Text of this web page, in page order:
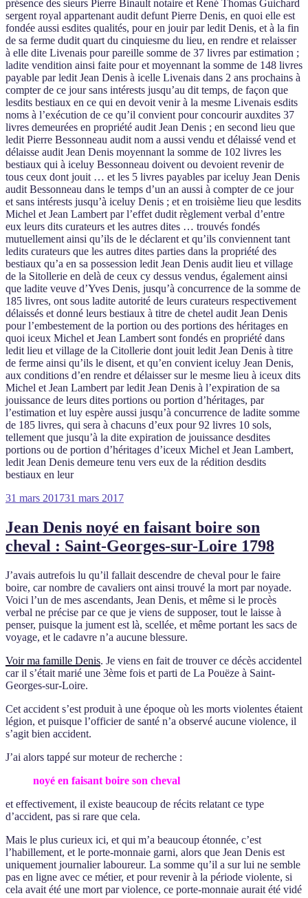
présence des sieurs Pierre Binault notaire et René Thomas Guichard
sergent royal appartenant audit defunt Pierre Denis, en quoi elle est
fondée aussi esdites qualités, pour en jouir par ledit Denis, et à la fin
de sa ferme dudit quart du cinquiesme du lieu, en rendre et relaisser
à elle dite Livenais pour pareille somme de 37 livres par estimation ;
ladite vendition ainsi faite pour et moyennant la somme de 148 livres
payable par ledit Jean Denis à icelle Livenais dans 2 ans prochains à
compter de ce jour sans intérests jusqu’au dit temps, de façon que
lesdits bestiaux en ce qui en devoit venir à la mesme Livenais esdits
noms à l’exécution de ce qu’il convient pour concourir auxdites 37
livres demeurées en propriété audit Jean Denis ; en second lieu que
ledit Pierre Bessonneau audit nom a aussi vendu et délaissé vend et
délaisse audit Jean Denis moyennant la somme de 102 livres les
bestiaux qui à iceluy Bessonneau doivent ou devoient revenir de
tous ceux dont jouit … et les 5 livres payables par iceluy Jean Denis
audit Bessonneau dans le temps d’un an aussi à compter de ce jour
et sans intérests jusqu’à iceluy Denis ; et en troisième lieu que lesdits
Michel et Jean Lambert par l’effet dudit règlement verbal d’entre
eux leurs dits curateurs et les autres dites … trouvés fondés
mutuellement ainsi qu’ils de le déclarent et qu’ils conviennent tant
ledits curateurs que les autres dites parties dans la propriété des
bestiaux qu’a en sa possession ledit Jean Denis audit lieu et village
de la Sitollerie en delà de ceux cy dessus vendus, également ainsi
que ladite veuve d’Yves Denis, jusqu’à concurrence de la somme de
185 livres, ont sous ladite autorité de leurs curateurs respectivement
délaissés et donné leurs bestiaux à titre de chetel audit Jean Denis
pour l’embestement de la portion ou des portions des héritages en
quoi iceux Michel et Jean Lambert sont fondés en propriété dans
ledit lieu et village de la Citollerie dont jouit ledit Jean Denis à titre
de ferme ainsi qu’ils le disent, et qu’en convient iceluy Jean Denis,
aux conditions d’en rendre et délaisser sur le mesme lieu à iceux dits
Michel et Jean Lambert par ledit Jean Denis à l’expiration de sa
jouissance de leurs dites portions ou portion d’héritages, par
l’estimation et luy espère aussi jusqu’à concurrence de ladite somme
de 185 livres, qui sera à chacuns d’eux pour 92 livres 10 sols,
tellement que jusqu’à la dite expiration de jouissance desdites
portions ou de portion d’héritages d’iceux Michel et Jean Lambert,
ledit Jean Denis demeure tenu vers eux de la rédition desdits
bestiaux en leur
Publié
31 mars 201731 mars 2017
Jean Denis noyé en faisant boire son
cheval : Saint-Georges-sur-Loire 1798
J’avais autrefois lu qu’il fallait descendre de cheval pour le faire
boire, car nombre de cavaliers ont ainsi trouvé la mort par noyade.
Voici l’un de mes ascendants, Jean Denis, et même si le procès
verbal ne précise par ce que je viens de supposer, tout le laisse à
penser, puisque la jument est là, scellée, et même portant les sacs de
voyage, et le cadavre n’a aucune blessure.
Voir ma famille Denis. Je viens en fait de trouver ce décès accidentel
car il s’était marié une 3ème fois et parti de La Pouëze à Saint-
Georges-sur-Loire.
Cet accident s’est produit à une époque où les morts violentes étaient
légion, et puisque l’officier de santé n’a observé aucune violence, il
s’agit bien accident.
J’ai alors tappé sur moteur de recherche :
noyé en faisant boire son cheval
et effectivement, il existe beaucoup de récits relatant ce type
d’accident, pas si rare que cela.
Mais le plus curieux ici, et qui m’a beaucoup étonnée, c’est
l’habillement, et le porte-monnaie garni, alors que Jean Denis est
uniquement journalier laboureur. La somme qu’il a sur lui ne semble
pas en ligne avec ce métier, et pour revenir à la période violente, si
cela avait été une mort par violence, ce porte-monnaie aurait été vidé